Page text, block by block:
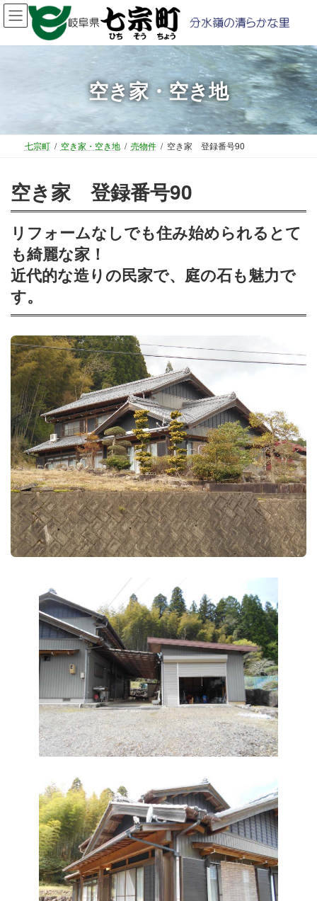
コ
ン
ナ
ビ
空き家・空き地
七宗町 空き家・空き地 売物件 空き家 登録番号90
空き家 登録番号90
リフォームなしでも住み始められるとて
も綺麗な家！
近代的な造りの民家で、庭の石も魅力で
す。